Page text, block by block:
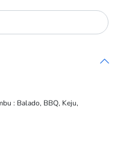
: Balado, BBQ, Keju,